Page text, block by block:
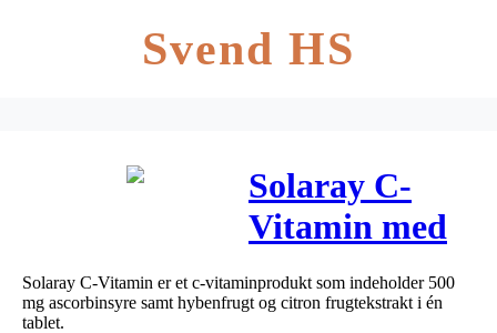
Svend HS
Solaray C-
Vitamin med
Hyben og
Citron 180 stk
Solaray C-Vitamin er et c-vitaminprodukt som indeholder 500
mg ascorbinsyre samt hybenfrugt og citron frugtekstrakt i én
tablet.